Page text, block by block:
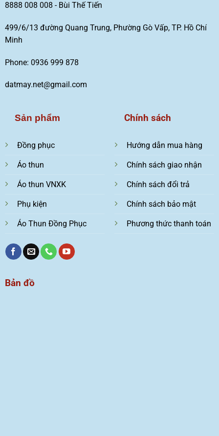
8888 008 008 - Bùi Thế Tiến
499/6/13 đường Quang Trung, Phường Gò Vấp, TP. Hồ Chí
Minh
Phone: 0936 999 878
datmay.net@gmail.com
Sản phẩm
Đồng phục
Áo thun
Áo thun VNXK
Phụ kiện
Áo Thun Đồng Phục
Chính sách
Hướng dẫn mua hàng
Chính sách giao nhận
Chính sách đổi trả
Chính sách bảo mật
Phương thức thanh toán
Bản đồ